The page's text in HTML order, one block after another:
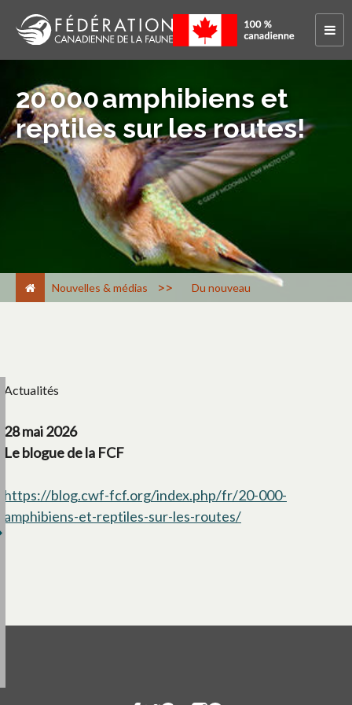
20 000 amphibiens et
reptiles sur les routes!
Nouvelles & médias > Du nouveau
Actualités
28 mai 2026
Le blogue de la FCF
https://blog.cwf-fcf.org/index.php/fr/20-000-
amphibiens-et-reptiles-sur-les-routes/